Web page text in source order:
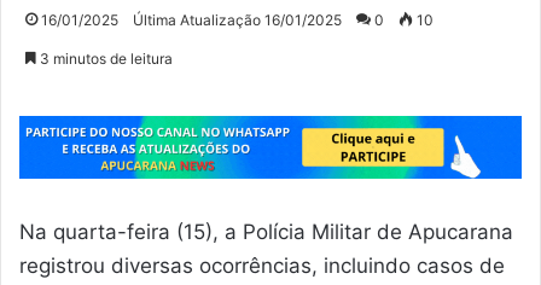
16/01/2025 Última Atualização 16/01/2025 0 10
3 minutos de leitura
Na quarta-feira (15), a Polícia Militar de Apucarana
registrou diversas ocorrências, incluindo casos de